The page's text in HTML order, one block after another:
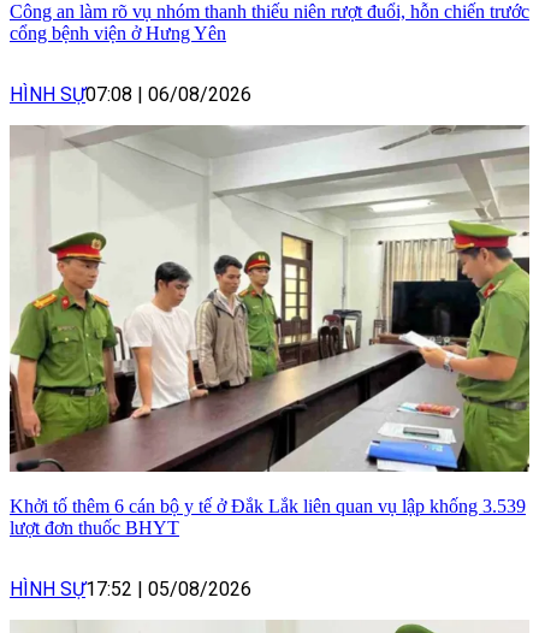
Công an làm rõ vụ nhóm thanh thiếu niên rượt đuổi, hỗn chiến trước
cổng bệnh viện ở Hưng Yên
HÌNH SỰ07:08 06/08/2026
Khởi tố thêm 6 cán bộ y tế ở Đắk Lắk liên quan vụ lập khống 3.539
lượt đơn thuốc BHYT
HÌNH SỰ17:52 05/08/2026